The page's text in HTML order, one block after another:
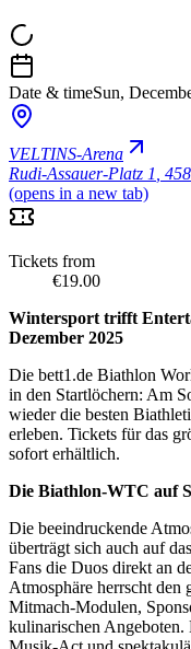
Date & timeSun,
VELTINS-Arena
Rudi-Assauer-Platz 1
(opens in a new tab)
Tickets from
€19.00
Wintersport trifft
Dezember 2025
Die bett1.de Biathlon
in den Startlöchern: Am
wieder die besten
erleben. Tickets für das
sofort erhältlich.
Die Biathlon-WTC auf
Die beeindruckende
überträgt sich auch auf
Fans die Duos direkt an
Atmosphäre herrscht den
Mitmach-Modulen,
kulinarischen